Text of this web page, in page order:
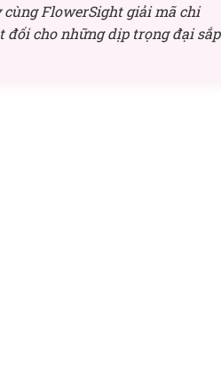
FlowerSight giải mã chi
đối cho những dịp trọng đại sắp